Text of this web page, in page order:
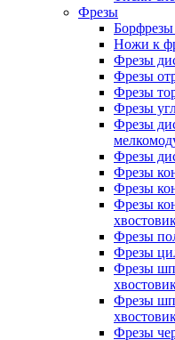
Фрезы
Ножи к
Фрезы
Фрезы
Фрезы
Фрезы
Фрезы
Фрезы
Фрезы
Фрезы
Фрезы
Фрезы
Фрезы
Фрезы
Фрезы
Фрезы